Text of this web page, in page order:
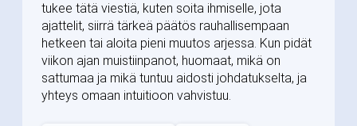
tukee tätä viestiä, kuten soita ihmiselle, jota
ajattelit, siirrä tärkeä päätös rauhallisempaan
hetkeen tai aloita pieni muutos arjessa. Kun pidät
viikon ajan muistiinpanot, huomaat, mikä on
sattumaa ja mikä tuntuu aidosti johdatukselta, ja
yhteys omaan intuitioon vahvistuu.